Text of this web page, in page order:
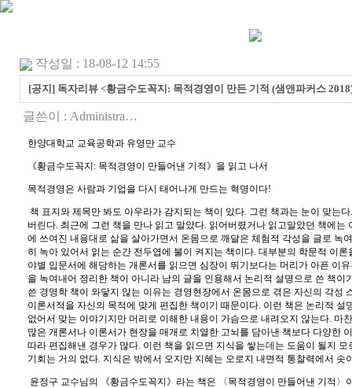
작성일 : 18-08-12 14:55
[공지] 독자리뷰 <황금수도꼭지: 목적경영이 만든 기적 (샘앤파커스
글쓴이 : Administra…
한양대학교 교육공학과 유영만 교수
《황금수도꼭지 : 목적경영이 만들어낸 기적 》 을 읽고 나서
목적경영은 사람과 기업을 다시 태어나게 만드는 혁명이다!
책 표지와 제목만 봐도 아우라가 감지되는 책이 있다. 그런 책과는 눈이 맞는다
버린다. 최근에 그런 책을 만나 읽고 말았다. 읽어버렸거나 읽고말았던 책에는
에 쓰여진 내용대로 삶을 살아가면서 온몸으로 깨달은 체험적 각성을 글로 녹
히 녹아 있어서 읽는 순간 전두엽에 불이 켜지는 책이다. 대부분의 학문적 이론
야별 입문서에 해당하는 개론서를 읽으면 심장이 뛰기보다는 머리가 아픈 이
을 녹여내어 정리한 책이 아니라 남의 글을 인용해서 논리적 설명으로 쓴 책이
쓴 경영학 책이 와닿지 않는 이유는 경영현장에서 온몸으로 겪은 자신의 각성
이론서적을 자신의 목적에 맞게 편집한 책이기 때문이다. 이런 책은 논리적 설
없어서 맞는 이야기지만 머리로 이해한 내용이 가슴으로 내려오지 않는다. 마
많은 개론서나 이론서가 현장을 매개로 치열한 고뇌를 담아낸 책보다 다양한
따라 편집해낸 경우가 많다. 이런 책을 읽으면 지식을 쌓는데는 도움이 될지
기회는 거의 없다. 지식은 밖에서 오지만 지혜는 오로지 내면적 통찰력에서 솟
윤정구 교수님의 《황금수도꼭지 》 라는 책은 〈 목적경영이 만들어낸 기적 〉